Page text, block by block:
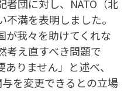
者団に対し、NATO（北
満を表明しました。
が我々を助けてくれな
考え直すべき問題で
りません」と述べ、
を変更できるとの立場